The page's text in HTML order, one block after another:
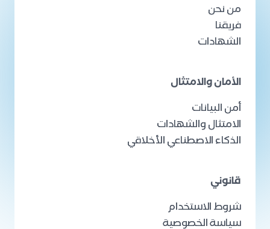
من نحن
فريقنا
الشهادات
الأمان والامتثال
أمن البيانات
الامتثال والشهادات
الذكاء الاصطناعي الأخلاقي
قانوني
شروط الاستخدام
سياسة الخصوصية